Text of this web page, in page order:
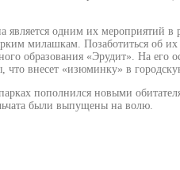
одним их мероприятий
милашкам. Позаботиться об
«Эрудит». На его
внесет «изюминку» в
пополнился новыми
были выпущены на волю.